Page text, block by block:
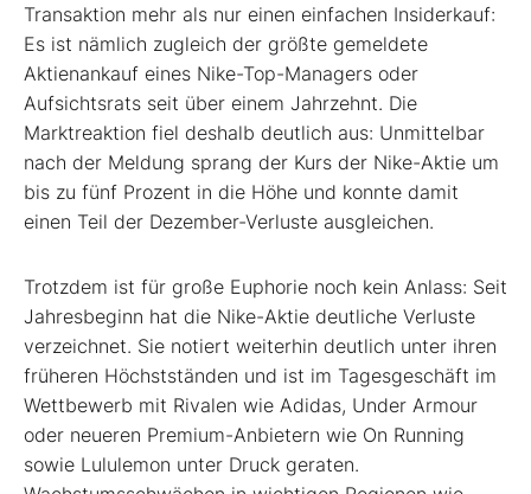
Transaktion mehr als nur einen einfachen Insiderkauf:
Es ist nämlich zugleich der größte gemeldete
Aktienankauf eines Nike-Top-Managers oder
Aufsichtsrats seit über einem Jahrzehnt. Die
Marktreaktion fiel deshalb deutlich aus: Unmittelbar
nach der Meldung sprang der Kurs der Nike-Aktie um
bis zu fünf Prozent in die Höhe und konnte damit
einen Teil der Dezember-Verluste ausgleichen.
Trotzdem ist für große Euphorie noch kein Anlass: Seit
Jahresbeginn hat die Nike-Aktie deutliche Verluste
verzeichnet. Sie notiert weiterhin deutlich unter ihren
früheren Höchstständen und ist im Tagesgeschäft im
Wettbewerb mit Rivalen wie Adidas, Under Armour
oder neueren Premium-Anbietern wie On Running
sowie Lululemon unter Druck geraten.